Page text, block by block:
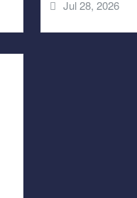
Jul 28, 2026